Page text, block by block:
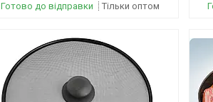
Готово до відправки Тільки оптом